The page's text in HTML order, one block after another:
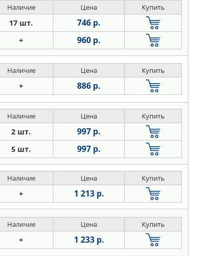
Наличие Цена Купить
17 шт. 746 р.
+ 960 р.
Наличие Цена Купить
+ 886 р.
Наличие Цена Купить
2 шт. 997 р.
5 шт. 997 р.
Наличие Цена Купить
+ 1 213 р.
Наличие Цена Купить
+ 1 233 р.